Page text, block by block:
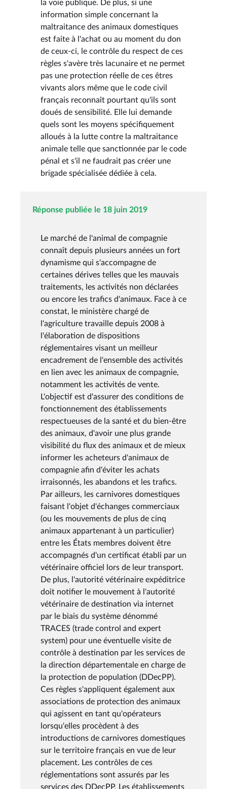
la voie publique. De plus, si une
information simple concernant la
maltraitance des animaux domestiques
est faite à l'achat ou au moment du don
de ceux-ci, le contrôle du respect de ces
règles s'avère très lacunaire et ne permet
pas une protection réelle de ces êtres
vivants alors même que le code civil
français reconnaît pourtant qu'ils sont
doués de sensibilité. Elle lui demande
quels sont les moyens spécifiquement
alloués à la lutte contre la maltraitance
animale telle que sanctionnée par le code
pénal et s'il ne faudrait pas créer une
brigade spécialisée dédiée à cela.
Réponse publiée le 18 juin 2019
Le marché de l'animal de compagnie
connaît depuis plusieurs années un fort
dynamisme qui s'accompagne de
certaines dérives telles que les mauvais
traitements, les activités non déclarées
ou encore les trafics d'animaux. Face à ce
constat, le ministère chargé de
l'agriculture travaille depuis 2008 à
l'élaboration de dispositions
réglementaires visant un meilleur
encadrement de l'ensemble des activités
en lien avec les animaux de compagnie,
notamment les activités de vente.
L'objectif est d'assurer des conditions de
fonctionnement des établissements
respectueuses de la santé et du bien-être
des animaux, d'avoir une plus grande
visibilité du flux des animaux et de mieux
informer les acheteurs d'animaux de
compagnie afin d'éviter les achats
irraisonnés, les abandons et les trafics.
Par ailleurs, les carnivores domestiques
faisant l'objet d'échanges commerciaux
(ou les mouvements de plus de cinq
animaux appartenant à un particulier)
entre les États membres doivent être
accompagnés d'un certificat établi par un
vétérinaire officiel lors de leur transport.
De plus, l'autorité vétérinaire expéditrice
doit notifier le mouvement à l'autorité
vétérinaire de destination via internet
par le biais du système dénommé
TRACES (trade control and expert
system) pour une éventuelle visite de
contrôle à destination par les services de
la direction départementale en charge de
la protection de population (DDecPP).
Ces règles s'appliquent également aux
associations de protection des animaux
qui agissent en tant qu'opérateurs
lorsqu'elles procèdent à des
introductions de carnivores domestiques
sur le territoire français en vue de leur
placement. Les contrôles de ces
réglementations sont assurés par les
services des DDecPP. Les établissements